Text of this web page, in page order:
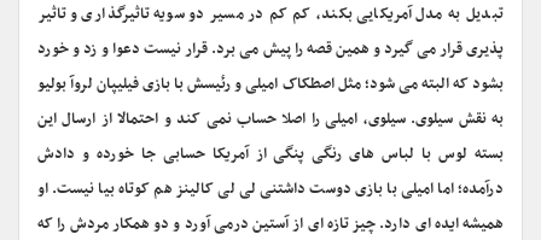
تبدیل به مدل آمریکایی بکند، کم کم در مسیر دو سویه تاثیرگذاری و تاثیر
پذیری قرار می گیرد و همین قصه را پیش می برد. قرار نیست دعوا و زد و خورد
بشود که البته می شود؛ مثل اصطکاک امیلی و رئیسش با بازی فیلیپان لروآ بولیو
به نقش سیلوی. سیلوی، امیلی را اصلا حساب نمی کند و احتمالا از ارسال این
بسته لوس با لباس های رنگی پنگی از آمریکا حسابی جا خورده و دادش
درآمده؛ اما امیلی با بازی دوست داشتنی لی لی کالینز هم کوتاه بیا نیست. او
همیشه ایده ای دارد. چیز تازه ای از آستین درمی آورد و دو همکار مردش را که